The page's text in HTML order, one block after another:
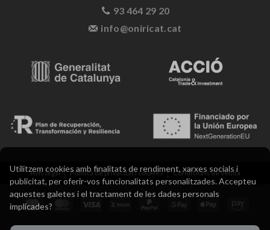
93 464 29 20
info@oniricat.cat
Avís legal Política de privacitat i cookies Condicions de venda
Utilitzem cookies amb finalitats de rendiment, xarxes socials i
publicitat, per oferir-vos funcionalitats personalitzades. Accepteu
aquestes galetes i el tractament de les dades personals
implicades?